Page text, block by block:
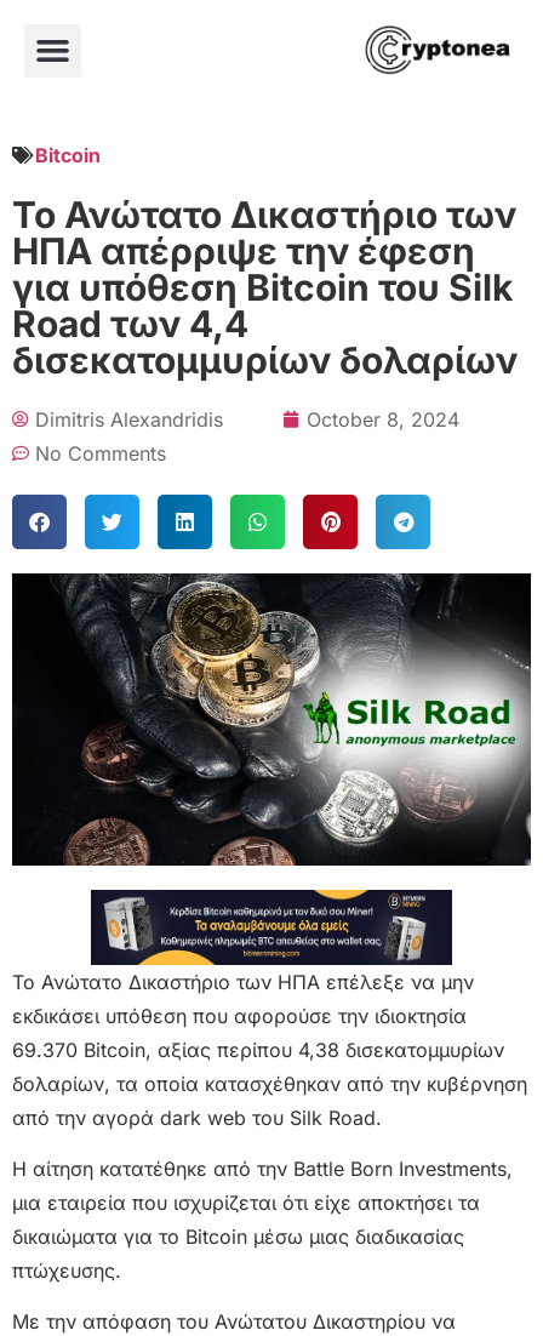
Bitcoin
Το Ανώτατο Δικαστήριο των
ΗΠΑ απέρριψε την έφεση
για υπόθεση Bitcoin του Silk
Road των 4,4
δισεκατομμυρίων δολαρίων
Dimitris Alexandridis
October 8, 2024
No Comments
Το Ανώτατο Δικαστήριο των ΗΠΑ επέλεξε να μην
εκδικάσει υπόθεση που αφορούσε την ιδιοκτησία
69.370 Bitcoin, αξίας περίπου 4,38 δισεκατομμυρίων
δολαρίων, τα οποία κατασχέθηκαν από την κυβέρνηση
από την αγορά dark web του Silk Road.
Η αίτηση κατατέθηκε από την Battle Born Investments,
μια εταιρεία που ισχυρίζεται ότι είχε αποκτήσει τα
δικαιώματα για το Bitcoin μέσω μιας διαδικασίας
πτώχευσης.
Με την απόφαση του Ανώτατου Δικαστηρίου να